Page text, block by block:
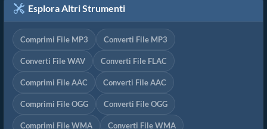
Esplora Altri Strumenti
Comprimi File MP3 Converti File MP3
Converti File WAV Converti File FLAC
Comprimi File AAC Converti File AAC
Comprimi File OGG Converti File OGG
Comprimi File WMA Converti File WMA